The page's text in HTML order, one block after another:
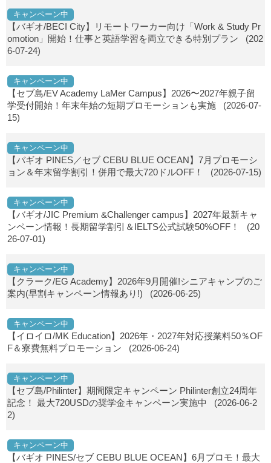
キャンペーン中
【バギオ/BECI City】リモートワーカー向け「Work & Study Pr
omotion」開始！仕事と英語学習を両立できる特別プラン (202
6-07-24)
キャンペーン中
【セブ島/EV Academy LaMer Campus】2026〜2027年親子留
学受付開始！年末年始の短期プロモーションも実施 (2026-07-
15)
キャンペーン中
【バギオ PINES／セブ CEBU BLUE OCEAN】7月プロモーシ
ョン＆年末留学割引！併用で最大720ドルOFF！
(2026-07-15)
キャンペーン中
【バギオ/JIC Premium &Challenger campus】2027年最新キャ
ンペーン情報！長期留学割引＆IELTS公式試験50%OFF！
(20
26-07-01)
キャンペーン中
【クラーク/EG Academy】2026年9月開催!シニアキャンプのご
案内(早割キャンペーン情報あり!) (2026-06-25)
キャンペーン中
【イロイロ/MK Education】2026年・2027年対応授業料50％OF
F＆寮費無料プロモーション (2026-06-24)
キャンペーン中
【セブ島/Philinter】期間限定キャンペーン Philinter創立24周年
記念！ 最大720USDの奨学金キャンペーン実施中
(2026-06-2
2)
キャンペーン中
【バギオ PINES/セブ CEBU BLUE OCEAN】6月プロモ！最大